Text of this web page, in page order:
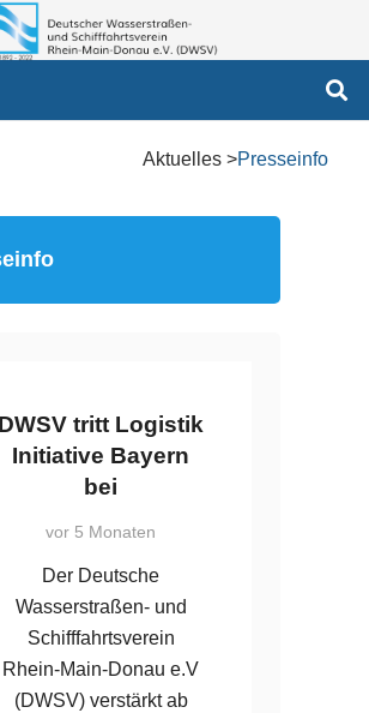
Aktuelles >Presseinfo
DWSV tritt Logistik
Initiative Bayern
bei
vor 5 Monaten
Der Deutsche
Wasserstraßen- und
Schifffahrtsverein
Rhein-Main-Donau e.V
(DWSV) verstärkt ab